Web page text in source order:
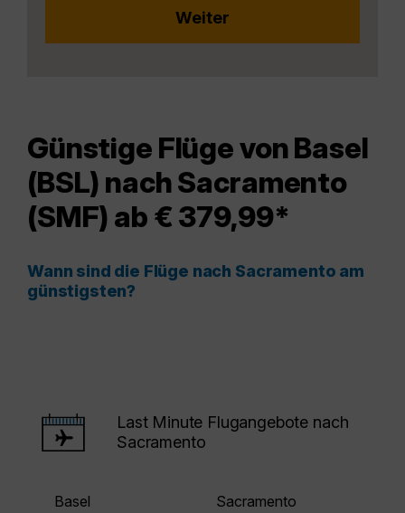
Günstige Flüge von Basel
(BSL) nach Sacramento
(SMF) ab € 379,99*
Wann sind die Flüge nach Sacramento am
günstigsten?
Last Minute Flugangebote nach
Sacramento
Basel
Sacramento